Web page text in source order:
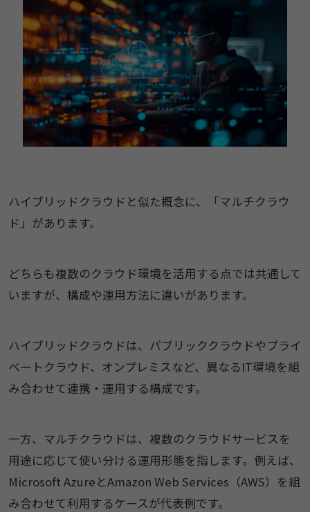
ハイブリッドクラウドと似た概念に、「マルチクラウ
ド」があります。
どちらも複数のクラウド環境を活用する点では共通して
いますが、構成や運用方法に違いがあります。
ハイブリッドクラウドは、パブリッククラウドやプライ
ベートクラウド、オンプレミスなど、異なるIT環境を組
み合わせて連携・運用する構成です。
一方、マルチクラウドは、複数のクラウドサービスを
用途に応じて使い分ける運用形態を指します。例えば、
Microsoft AzureとAmazon Web Services（AWS）を組
み合わせて利用するケースが代表例です。